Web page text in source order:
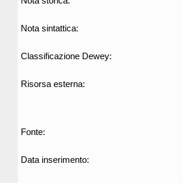
Nota sintattica:
Classificazione Dewey:
Risorsa esterna:
Fonte:
Data inserimento: